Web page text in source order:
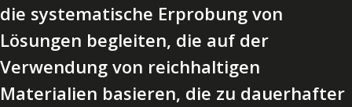
die systematische Erprobung von
Lösungen begleiten, die auf der
Verwendung von reichhaltigen
Materialien basieren, die zu dauerhafter